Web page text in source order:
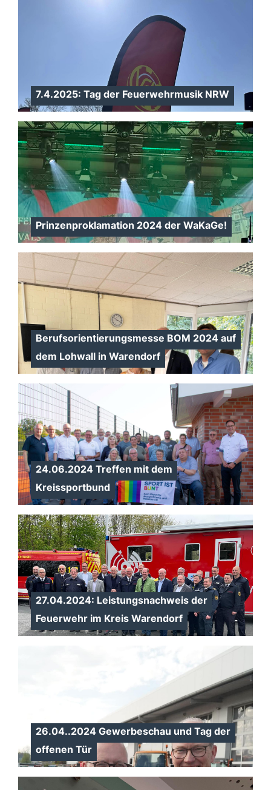
7.4.2025: Tag der Feuerwehrmusik NRW
Prinzenproklamation 2024 der WaKaGe!
Berufsorientierungsmesse BOM 2024 auf
dem Lohwall in Warendorf
24.06.2024 Treffen mit dem
Kreissportbund
27.04.2024: Leistungsnachweis der
Feuerwehr im Kreis Warendorf
26.04..2024 Gewerbeschau und Tag der
offenen Tür